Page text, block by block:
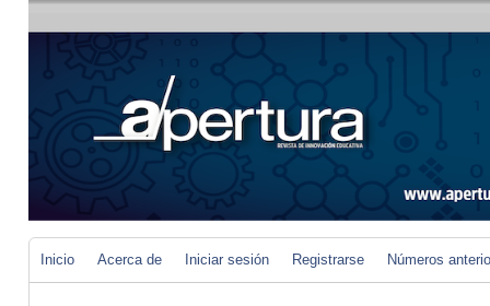
Inicio Acerca de Iniciar sesión Registrarse Números